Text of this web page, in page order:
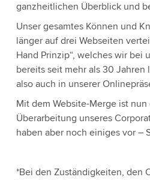
ganzheitlichen Überblick und
Unser gesamtes Können und
länger auf drei Webseiten
Hand Prinzip“, welches wir bei
bereits seit mehr als 30
also auch in unserer
Mit dem Website-Merge ist
Überarbeitung unseres
haben aber noch einiges vor –
*Bei den Zuständigkeiten, den